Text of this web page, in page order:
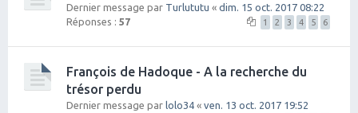
Dernier message par Turlututu « dim. 15 oct. 2017 08:22
Réponses : 57 1 2 3 4 5 6
François de Hadoque - A la recherche du
trésor perdu
Dernier message par lolo34 « ven. 13 oct. 2017 19:52